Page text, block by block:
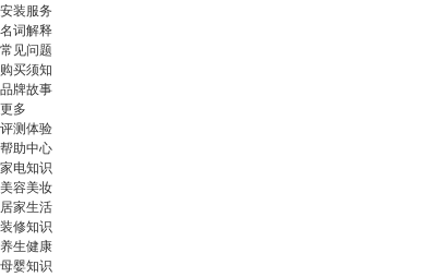
安装服务
名词解释
常见问题
购买须知
品牌故事
更多
评测体验
帮助中心
家电知识
美容美妆
居家生活
装修知识
养生健康
母婴知识